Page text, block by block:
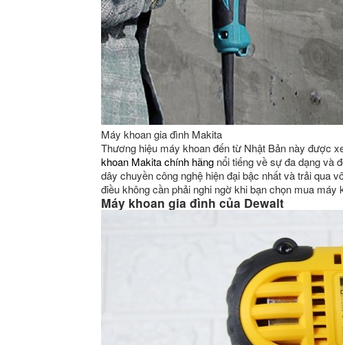
Máy khoan gia đình Makita
Thương hiệu máy khoan đến từ Nhật Bản này được
khoan Makita chính hãng nổi tiếng về sự đa dạng và
dây chuyền công nghệ hiện đại bậc nhất và trải qua
điều không cần phải nghi ngờ khi bạn chọn mua máy
Máy khoan gia đình của Dewalt